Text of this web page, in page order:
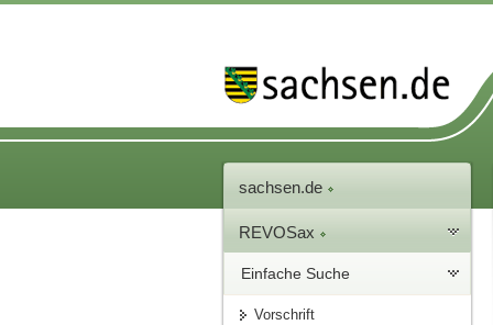
sachsen.de
REVOSax
Einfache Suche
Vorschrift